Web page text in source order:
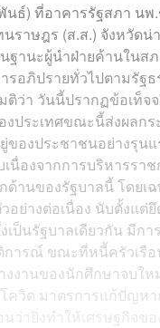
นธ์) ที่อาคารรัฐสภา นพ
ราษฎร (ส.ส.) จังหวัดน่
ฐานะผู้นำฝ่ายค้านในส
รอภิปรายทั่วไปตามรัฐ
ติว่า วันนี้ปรากฏข้อเท็จ
งประเทศขณะนี้ส่งผลก
ของประชาชนอย่างรุน
นื่องจากการบริหารรา
ด้านของรัฐบาลนี้ โดยเ
อย่างต่อเนื่อง นับตั้งแต่
เป็นรัฐบาลเดียวกัน มีก
การณ์ ขณะที่หนี้ครัวเรื
งงานของนักศึกษาจบให
ควิด มาตรการแก้ปัญห
ว่ายิ่งทำให้เศรษฐกิจขอ